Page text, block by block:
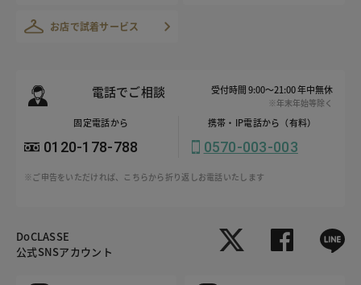
お店で試着サービス
電話でご相談 受付時間 9:00～21:00 年中無休
※年末年始等除く
固定電話から
0120-178-788
携帯・IP電話から（有料）
0570-003-003
※ご申告をいただければ、こちらから折り返しお電話いたします
DoCLASSE
公式SNSアカウント